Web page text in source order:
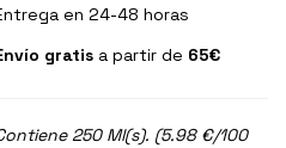
en 24-48 horas
gratisa partir de 65€
250 Ml(s). (5.98 €/100